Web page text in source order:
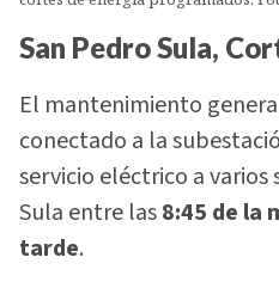
San Pedro Sula,
El mantenimiento
conectado a la
servicio eléctrico a varios
Sula entre las8:45 de la
tarde.